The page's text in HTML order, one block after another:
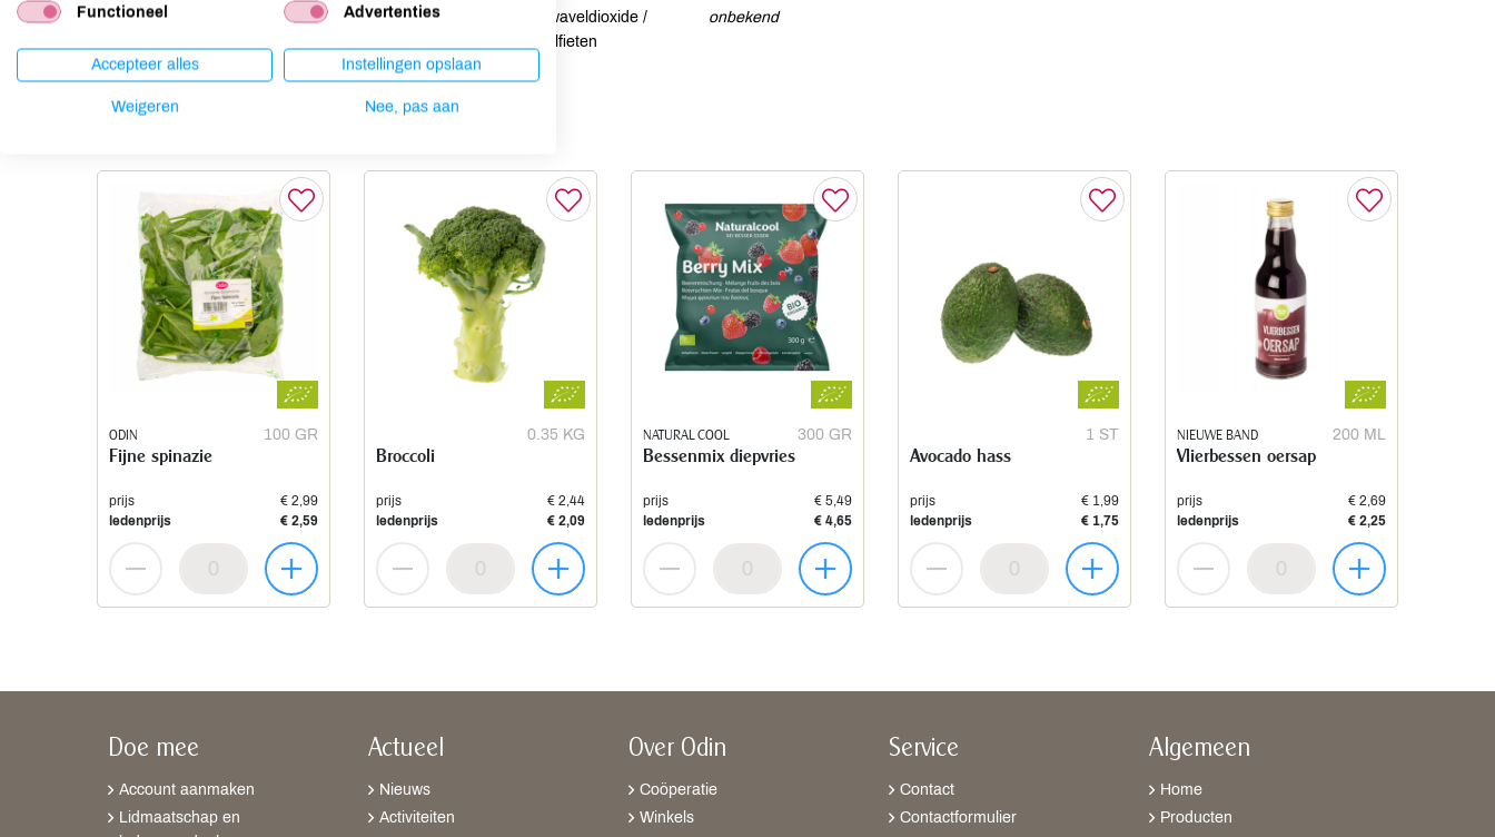
Noten
onbekend
Zwaveldioxide /
sulfieten
onbekend
Anderen kochten ook
ODIN 100 GR
Fijne spinazie
prijs
€ 2,99
ledenprijs
€ 2,59
0.35 KG
Broccoli
prijs
€ 2,44
ledenprijs
€ 2,09
NATURAL COOL 300 GR
Bessenmix diepvries
prijs
€ 5,49
ledenprijs
€ 4,65
1 ST
Avocado hass
prijs
€ 1,99
ledenprijs
€ 1,75
NIEUWE BAND 200 ML
Vlierbessen oersap
prijs
€ 2,69
ledenprijs
€ 2,25
Doe mee
Account aanmaken
Lidmaatschap en
Actueel
Nieuws
Activiteiten
Over Odin
Coöperatie
Winkels
Service
Contact
Contactformulier
Algemeen
Home
Producten
Functioneel Advertenties
Accepteer alles Instellingen opslaan
Weigeren Nee, pas aan